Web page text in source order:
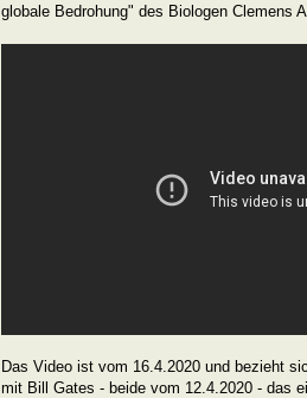
globale Bedrohung" des Biologen Clemens
Das Video ist vom 16.4.2020 und bezieht
mit Bill Gates - beide vom 12.4.2020 - das